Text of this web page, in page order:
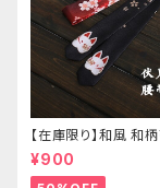
【在庫限り】和風 和
イ/リボン（狐面/金魚
¥900